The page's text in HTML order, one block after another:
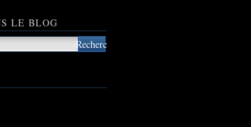
LE BLOG